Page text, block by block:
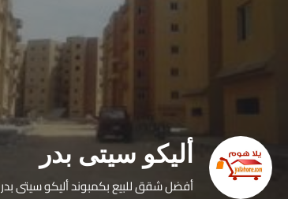
أليكو سيتى‏ بدر
أفضل شقق للبيع بكمبوند أليكو سيتى‏ بدر